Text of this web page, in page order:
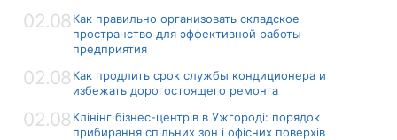
02.08 Как правильно организовать складское
пространство для эффективной работы
предприятия
02.08 Как продлить срок службы кондиционера и
избежать дорогостоящего ремонта
02.08 Клінінг бізнес-центрів в Ужгороді: порядок
прибирання спільних зон і офісних поверхів